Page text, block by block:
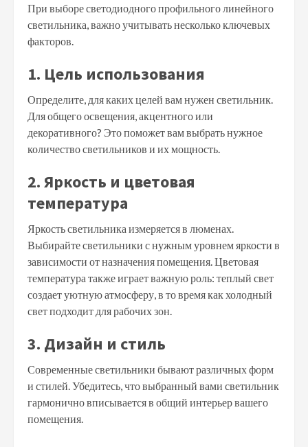
При выборе светодиодного профильного линейного
светильника, важно учитывать несколько ключевых
факторов.
1. Цель использования
Определите, для каких целей вам нужен светильник.
Для общего освещения, акцентного или
декоративного? Это поможет вам выбрать нужное
количество светильников и их мощность.
2. Яркость и цветовая
температура
Яркость светильника измеряется в люменах.
Выбирайте светильники с нужным уровнем яркости в
зависимости от назначения помещения. Цветовая
температура также играет важную роль: теплый свет
создает уютную атмосферу, в то время как холодный
свет подходит для рабочих зон.
3. Дизайн и стиль
Современные светильники бывают различных форм
и стилей. Убедитесь, что выбранный вами светильник
гармонично вписывается в общий интерьер вашего
помещения.